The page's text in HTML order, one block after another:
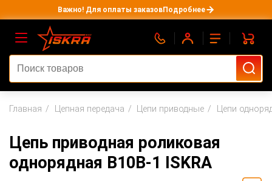
Важно! Для оплаты заказовПодробнее
Главная Цепная передача Цепи приводные Цепи
Цепь приводная роликовая
однорядная B10B-1 ISKRA